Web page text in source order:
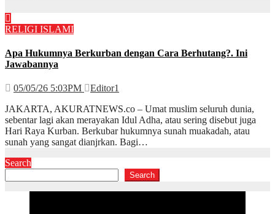
RELIGI ISLAMI
Apa Hukumnya Berkurban dengan Cara Berhutang?. Ini
Jawabannya
05/05/26 5:03PM
Editor1
JAKARTA, AKURATNEWS.co – Umat muslim seluruh dunia,
sebentar lagi akan merayakan Idul Adha, atau sering disebut juga
Hari Raya Kurban. Berkubar hukumnya sunah muakadah, atau
sunah yang sangat dianjrkan. Bagi…
Search
Search